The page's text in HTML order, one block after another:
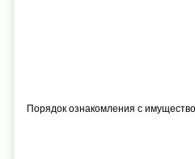
Порядок ознакомления с